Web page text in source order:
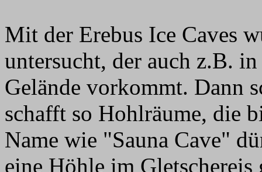
Mit der Erebus Ice Caves
untersucht, der auch z.B.
Gelände vorkommt. Dann
schafft so Hohlräume, die
Name wie "Sauna Cave"
eine Höhle im